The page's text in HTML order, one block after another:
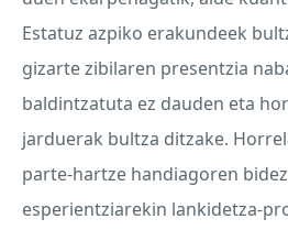
Estatuz azpiko erakundeek
gizarte zibilaren presentzia
baldintzatuta ez dauden eta
jarduerak bultza ditzake.
parte-hartze handiagoren
esperientziarekin lankidetza-